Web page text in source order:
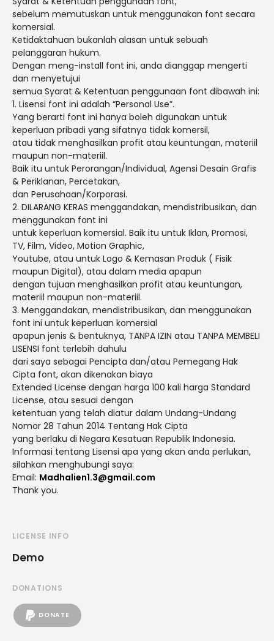
sebelum memutuskan untuk menggunakan font secara
komersial.
Ketidaktahuan bukanlah alasan untuk sebuah
pelanggaran hukum.
Dengan meng-install font ini, anda dianggap mengerti
dan menyetujui
semua Syarat & Ketentuan penggunaan font dibawah ini:
1. Lisensi font ini adalah “Personal Use”.
Yang berarti font ini hanya boleh digunakan untuk
keperluan pribadi yang sifatnya tidak komersil,
atau tidak menghasilkan profit atau keuntungan, materiil
maupun non-materiil.
Baik itu untuk Perorangan/Individual, Agensi Desain Grafis
& Periklanan, Percetakan,
dan Perusahaan/Korporasi.
2. DILARANG KERAS menggandakan, mendistribusikan, dan
menggunakan font ini
untuk keperluan komersial. Baik itu untuk Iklan, Promosi,
TV, Film, Video, Motion Graphic,
Youtube, atau untuk Logo & Kemasan Produk ( Fisik
maupun Digital), atau dalam media apapun
dengan tujuan menghasilkan profit atau keuntungan,
materiil maupun non-materiil.
3. Menggandakan, mendistribusikan, dan menggunakan
font ini untuk keperluan komersial
apapun jenis & bentuknya, TANPA IZIN atau TANPA MEMBELI
LISENSI font terlebih dahulu
dari saya sebagai Pencipta dan/atau Pemegang Hak
Cipta font, akan dikenakan biaya
Extended License dengan harga 100 kali harga Standard
License, atau sesuai dengan
ketentuan yang telah diatur dalam Undang-Undang
Nomor 28 Tahun 2014 Tentang Hak Cipta
yang berlaku di Negara Kesatuan Republik Indonesia.
Informasi tentang Lisensi apa yang akan anda perlukan,
silahkan menghubungi saya:
Email: Madhalien1.3@gmail.com
Thank you.
LICENSE INFO
Demo
DONATIONS
DONATE